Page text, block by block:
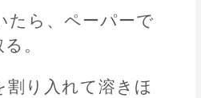
たら、ペーパーで
。
割り入れて溶きほ